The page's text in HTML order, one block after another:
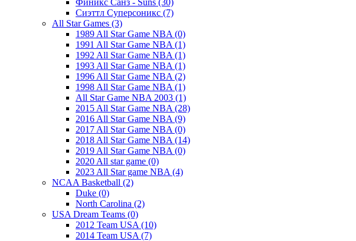
Сиэттл Суперсоникс (7)
All Star Games (3)
1989 All Star Game NBA (0)
1991 All Star Game NBA (1)
1992 All Star Game NBA (1)
1993 All Star Game NBA (1)
1996 All Star Game NBA (2)
1998 All Star Game NBA (1)
All Star Game NBA 2003 (1)
2015 All Star Game NBA (28)
2016 All Star Game NBA (9)
2017 All Star Game NBA (0)
2018 All Star Game NBA (14)
2019 All Star Game NBA (0)
2020 All star game (0)
2023 All Star game NBA (4)
NCAA Basketball (2)
Duke (0)
North Carolina (2)
USA Dream Teams (0)
2012 Team USA (10)
2014 Team USA (7)